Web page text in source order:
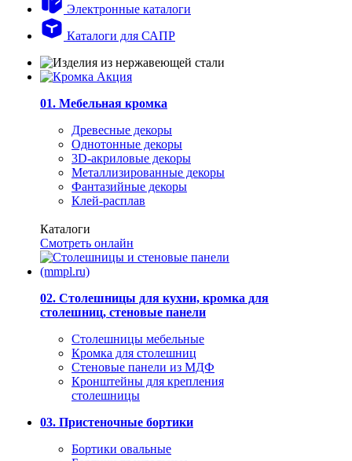
Электронные каталоги
Каталоги для САПР
01. Мебельная кромка
Древесные декоры
Однотонные декоры
3D-акриловые декоры
Металлизированные декоры
Фантазийные декоры
Клей-расплав
Каталоги
Смотреть онлайн
02. Столешницы для кухни, кромка для
столешниц, стеновые панели
Столешницы мебельные
Кромка для столешниц
Стеновые панели из МДФ
Кронштейны для крепления
столешницы
03. Пристеночные бортики
Бортики овальные